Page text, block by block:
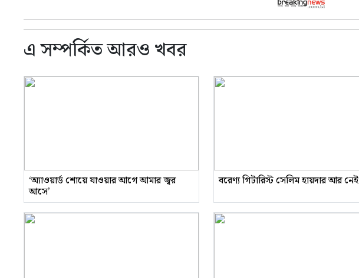
এ সম্পর্কিত আরও খবর
‘অ্যাওয়ার্ড শোয়ে যাওয়ার আগে আমার জ্বর
আসে’
বরেণ্য গিটারিস্ট সেলিম হায়দার আর নেই